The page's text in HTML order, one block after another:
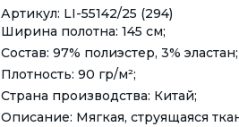
Артикул: LI-55142/25 (294)
Ширина полотна: 145 см;
Состав: 97% полиэстер, 3% эластан;
Плотность: 90 гр/м²;
Страна производства: Китай;
Описание: Мягкая, струящаяся